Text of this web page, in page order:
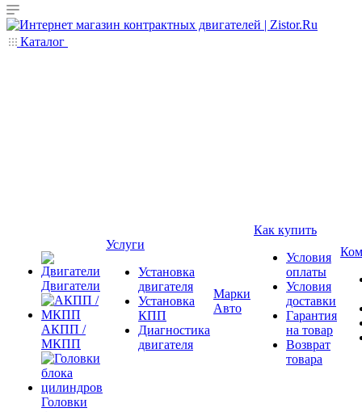
Каталог
Двигатели
АКПП /
МКПП
Головки
Услуги
Установка
двигателя
Установка
КПП
Диагностика
двигателя
Марки
Авто
Как купить
Условия
оплаты
Условия
доставки
Гарантия
на товар
Возврат
товара